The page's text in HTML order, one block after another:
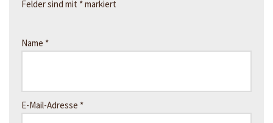
Felder sind mit *markiert
Name *
E-Mail-Adresse *